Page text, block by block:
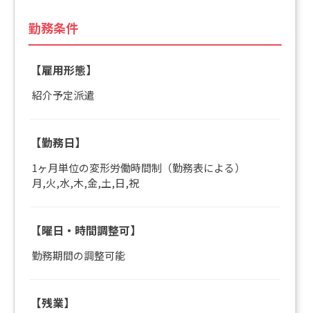
勤務条件
【雇用形態】
紹介予定派遣
【勤務日】
1ヶ月単位の変形労働時間制（勤務表による）
月,火,水,木,金,土,日,祝
【曜日・時間調整可】
勤務期間の調整可能
【残業】